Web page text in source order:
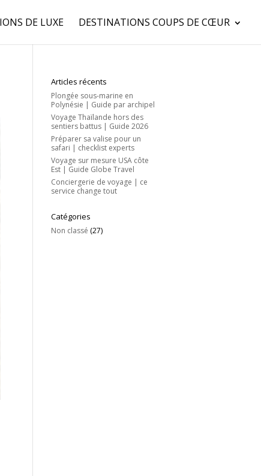
DE LUXE DESTINATIONS COUPS DE CŒUR
Articles récents
Plongée sous-marine en
Polynésie | Guide par archipel
Voyage Thaïlande hors des
sentiers battus | Guide 2026
Préparer sa valise pour un
safari | checklist experts
Voyage sur mesure USA côte
Est | Guide Globe Travel
Conciergerie de voyage | ce
service change tout
Catégories
Non classé (27)